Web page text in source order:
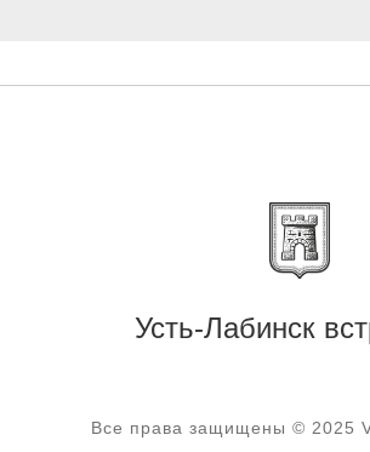
Усть-Лабинск
Все права защищены © 2025